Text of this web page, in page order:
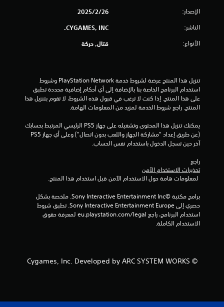
الإصدار: 26‏/2‏/2025
الناشر: CYGAMES, INC.
الأنواع: قتال, حركة
المنتج. راجع شروط الخدمة لمزيد من المعلومات الهامة.
آخر حين تسجل الدخول باستخدام نفس الحساب.
راجع
تحذيرات الاستخدام الآمن
الاستخدام الكاملة.
© Cygames, Inc. Developed by ARC SYSTEM WORKS